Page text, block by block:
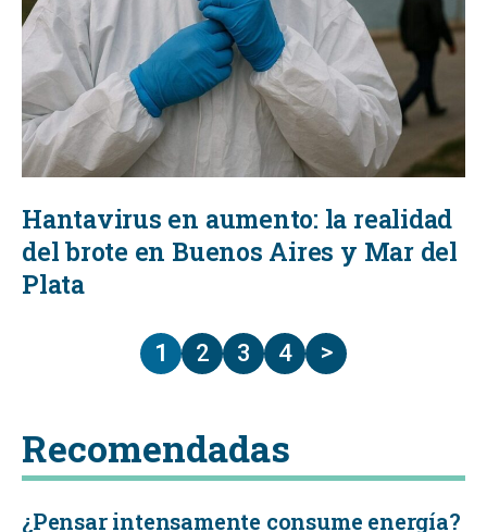
Hantavirus en aumento: la realidad
del brote en Buenos Aires y Mar del
Plata
1 2 3 4 >
Recomendadas
¿Pensar intensamente consume energía?